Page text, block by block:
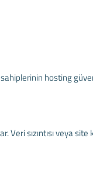
hosting
sızıntısı veya site